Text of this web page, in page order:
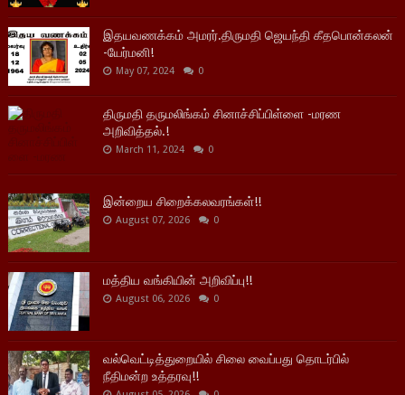
இதயவணக்கம் அமரர்.திருமதி ஜெயந்தி கீதபொன்கலன்
-யேர்மனி!
May 07, 2024 0
திருமதி தருமலிங்கம் சினாச்சிப்பிள்ளை -மரண
அறிவித்தல்.!
March 11, 2024 0
இன்றைய சிறைக்கலவரங்கள்!!
August 07, 2026 0
மத்திய வங்கியின் அறிவிப்பு!!
August 06, 2026 0
வல்வெட்டித்துறையில் சிலை வைப்பது தொடர்பில்
நீதிமன்ற உத்தரவு!!